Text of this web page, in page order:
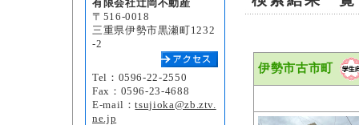
有限会社辻岡不動産
〒516-0018
三重県伊勢市黒瀬町1232
-2
Tel：0596-22-2550
Fax：0596-23-4688
E-mail：tsujioka@zb.ztv.
ne.jp
伊勢市古市町